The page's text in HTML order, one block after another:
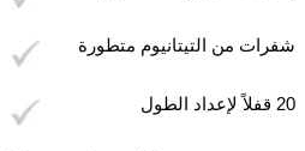
شفرات من التيتانيوم متطورة
20 قفلاً لإعداد الطول